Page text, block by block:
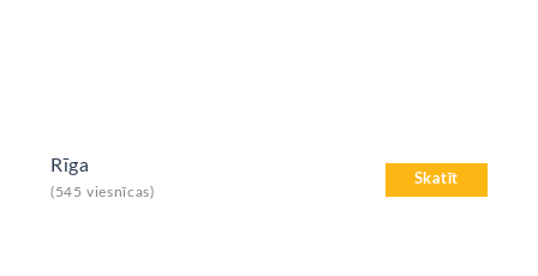
Skatīt
Rīga
(545 viesnīcas)